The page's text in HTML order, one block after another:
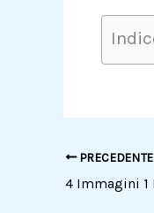
PRECEDENTE
4 Immagini 1